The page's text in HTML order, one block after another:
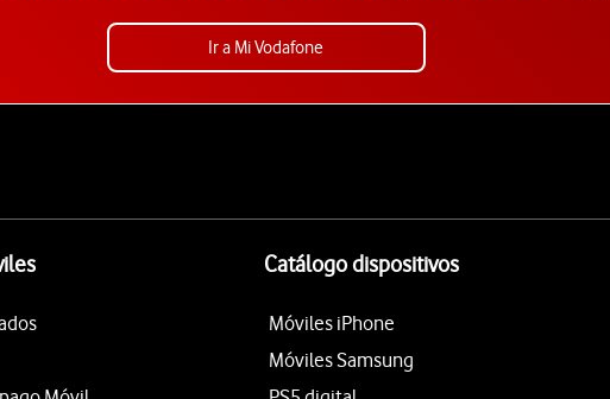
Ir a Mi Vodafone
Catálogo dispositivos
Móviles iPhone
Móviles Samsung